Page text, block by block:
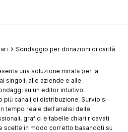
Sondaggio per donazioni di carità
una soluzione mirata per la
singoli, alle aziende e alle
su un editor intuitivo.
più canali di distribuzione. Survio si
tempo reale dell'analisi delle
grafici e tabelle chiari ricavati
scelte in modo corretto basandoti su